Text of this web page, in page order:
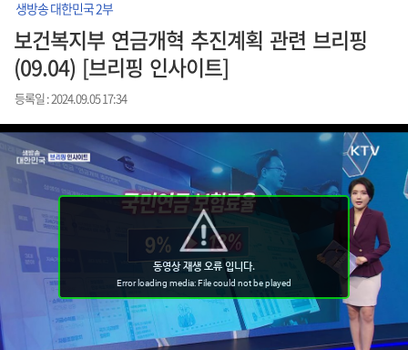
생방송 대한민국 2부
보건복지부 연금개혁 추진계획 관련 브리핑
(09.04) [브리핑 인사이트]
등록일 : 2024.09.05 17:34